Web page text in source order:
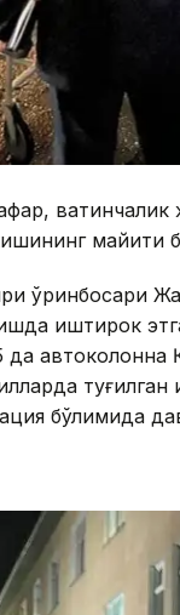
майити
ўринбосари
иштирок
автоколонна
туғилган
бўлимида